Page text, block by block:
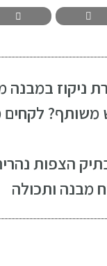
ניקוז במבנה
לקחים
הצפות
מבנה ותכולה